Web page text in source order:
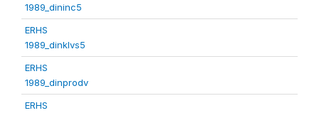
1989_dininc5
ERHS
1989_dinklvs5
ERHS
1989_dinprodv
ERHS